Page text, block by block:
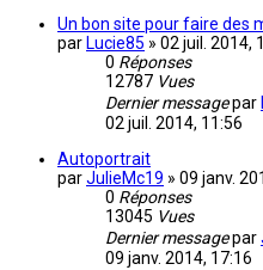
Un bon site pour faire des
par Lucie85 » 02 juil. 2014,
0 Réponses
12787 Vues
Dernier messagepar
02 juil. 2014, 11:56
Autoportrait
parJulieMc19 » 09 janv.
0 Réponses
13045 Vues
Dernier messagepar
09 janv. 2014, 17:16